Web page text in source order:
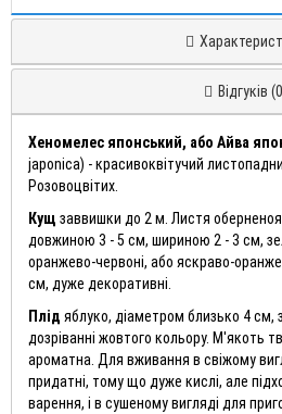
Відгуків
Хеномелес японський, або Айва
japonica) - красивоквітучий
Розовоцвітих.
Кущ заввишки до 2 м. Листя
довжиною 3 - 5 см, шириною 2 - 3 см,
оранжево-червоні, або яскраво-
см, дуже декоративні.
Плід яблуко, діаметром близько 4 см,
дозріванні жовтого кольору. М'якоть
ароматна. Для вживання в свіжому
придатні, тому що дуже кислі, але
варення, і в сушеному вигляді для